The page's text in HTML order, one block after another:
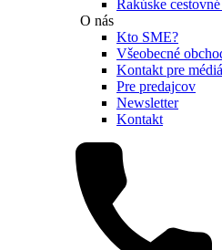
Rakúske
O nás
Kto SME?
Všeobecné
Kontakt pre médiá
Pre predajcov
Newsletter
Kontakt